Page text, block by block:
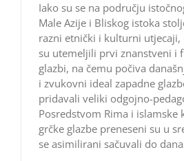
Iako su se na području
Male Azije i Bliskog istoka
razni etnički i kulturni
su utemeljili prvi znanstveni i
glazbi, na čemu počiva
i zvukovni ideal zapadne
pridavali veliki odgojno-
Posredstvom Rima i islamske
grčke glazbe preneseni su u
se asimilirani sačuvali do